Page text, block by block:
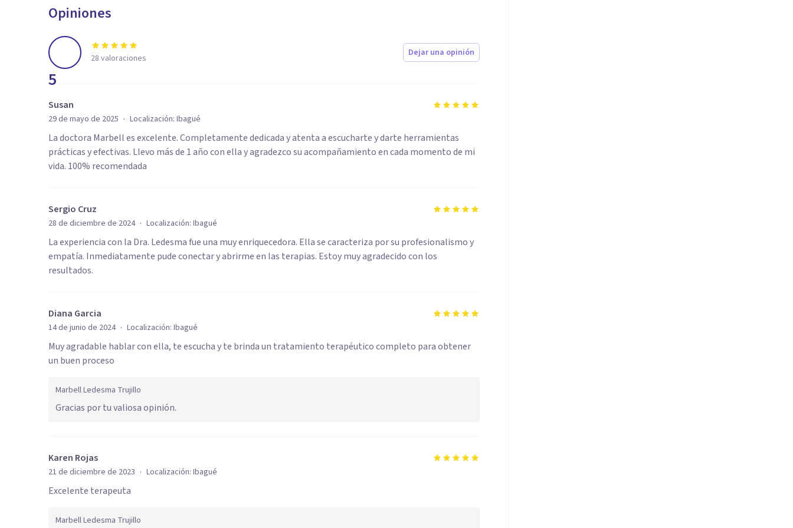
Opiniones
5
28 valoraciones Dejar una opinión
Susan
29 de mayo de 2025 · Localización: Ibagué
La doctora Marbell es excelente. Completamente dedicada y atenta a escucharte y darte herramientas
prácticas y efectivas. Llevo más de 1 año con ella y agradezco su acompañamiento en cada momento de mi
vida. 100% recomendada
Sergio Cruz
28 de diciembre de 2024 · Localización: Ibagué
La experiencia con la Dra. Ledesma fue una muy enriquecedora. Ella se caracteriza por su profesionalismo y
empatía. Inmediatamente pude conectar y abrirme en las terapias. Estoy muy agradecido con los
resultados.
Diana Garcia
14 de junio de 2024 · Localización: Ibagué
Muy agradable hablar con ella, te escucha y te brinda un tratamiento terapéutico completo para obtener
un buen proceso
Marbell Ledesma Trujillo
Gracias por tu valiosa opinión.
Karen Rojas
21 de diciembre de 2023 · Localización: Ibagué
Excelente terapeuta
Marbell Ledesma Trujillo